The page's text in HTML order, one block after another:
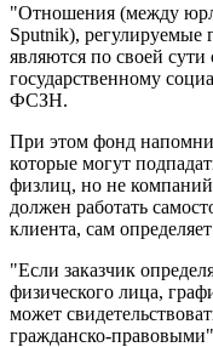
"Отношения (между
Sputnik), регулируемые
являются по своей
государственному
ФСЗН.
При этом фонд
которые могут
физлиц, но не
должен работать
клиента, сам
"Если заказчик
физического лица,
может
гражданско-